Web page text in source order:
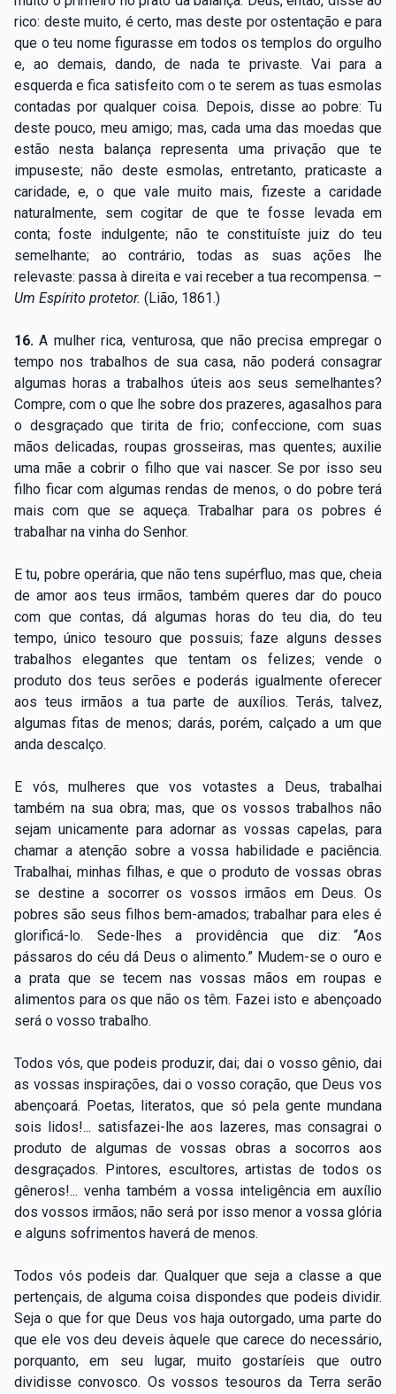
rico: deste muito, é certo, mas deste por ostentação e para
que o teu nome figurasse em todos os templos do orgulho
e, ao demais, dando, de nada te privaste. Vai para a
esquerda e fica satisfeito com o te serem as tuas esmolas
contadas por qualquer coisa. Depois, disse ao pobre: Tu
deste pouco, meu amigo; mas, cada uma das moedas que
estão nesta balança representa uma privação que te
impuseste; não deste esmolas, entretanto, praticaste a
caridade, e, o que vale muito mais, fizeste a caridade
naturalmente, sem cogitar de que te fosse levada em
conta; foste indulgente; não te constituíste juiz do teu
semelhante; ao contrário, todas as suas ações lhe
relevaste: passa à direita e vai receber a tua recompensa. –
Um Espírito protetor. (Lião, 1861.)
16. A mulher rica, venturosa, que não precisa empregar o
tempo nos trabalhos de sua casa, não poderá consagrar
algumas horas a trabalhos úteis aos seus semelhantes?
Compre, com o que lhe sobre dos prazeres, agasalhos para
o desgraçado que tirita de frio; confeccione, com suas
mãos delicadas, roupas grosseiras, mas quentes; auxilie
uma mãe a cobrir o filho que vai nascer. Se por isso seu
filho ficar com algumas rendas de menos, o do pobre terá
mais com que se aqueça. Trabalhar para os pobres é
trabalhar na vinha do Senhor.
E tu, pobre operária, que não tens supérfluo, mas que, cheia
de amor aos teus irmãos, também queres dar do pouco
com que contas, dá algumas horas do teu dia, do teu
tempo, único tesouro que possuis; faze alguns desses
trabalhos elegantes que tentam os felizes; vende o
produto dos teus serões e poderás igualmente oferecer
aos teus irmãos a tua parte de auxílios. Terás, talvez,
algumas fitas de menos; darás, porém, calçado a um que
anda descalço.
E vós, mulheres que vos votastes a Deus, trabalhai
também na sua obra; mas, que os vossos trabalhos não
sejam unicamente para adornar as vossas capelas, para
chamar a atenção sobre a vossa habilidade e paciência.
Trabalhai, minhas filhas, e que o produto de vossas obras
se destine a socorrer os vossos irmãos em Deus. Os
pobres são seus filhos bem-amados; trabalhar para eles é
glorificá-lo. Sede-lhes a providência que diz: “Aos
pássaros do céu dá Deus o alimento.” Mudem-se o ouro e
a prata que se tecem nas vossas mãos em roupas e
alimentos para os que não os têm. Fazei isto e abençoado
será o vosso trabalho.
Todos vós, que podeis produzir, dai; dai o vosso gênio, dai
as vossas inspirações, dai o vosso coração, que Deus vos
abençoará. Poetas, literatos, que só pela gente mundana
sois lidos!... satisfazei-lhe aos lazeres, mas consagrai o
produto de algumas de vossas obras a socorros aos
desgraçados. Pintores, escultores, artistas de todos os
gêneros!... venha também a vossa inteligência em auxílio
dos vossos irmãos; não será por isso menor a vossa glória
e alguns sofrimentos haverá de menos.
Todos vós podeis dar. Qualquer que seja a classe a que
pertençais, de alguma coisa dispondes que podeis dividir.
Seja o que for que Deus vos haja outorgado, uma parte do
que ele vos deu deveis àquele que carece do necessário,
porquanto, em seu lugar, muito gostaríeis que outro
dividisse convosco. Os vossos tesouros da Terra serão